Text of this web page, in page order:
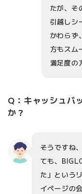
たが、そ
引越しシ
かわらず
方もスム
満足度の
Q：キャッシュバ
か？
そうですね
ても、
た」という
イページの